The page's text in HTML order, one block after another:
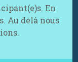
En
Au delà nous